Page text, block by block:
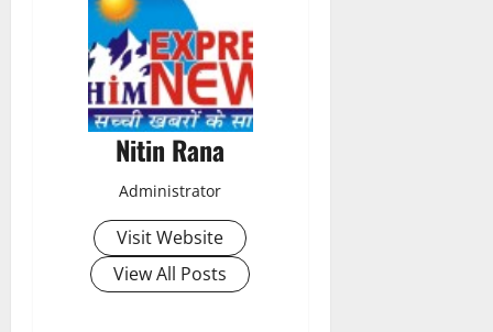
Nitin Rana
Administrator
Visit Website
View All Posts